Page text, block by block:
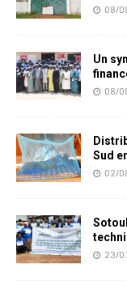
08/
Un
08/
Sud
02/
23/